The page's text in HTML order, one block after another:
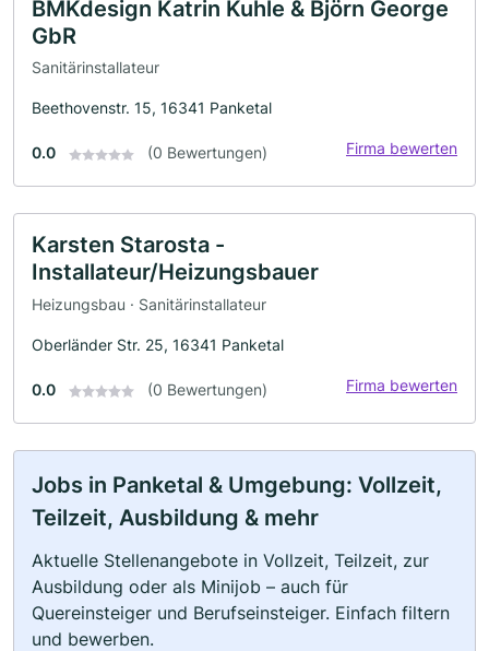
BMKdesign Katrin Kuhle & Björn George
GbR
Sanitärinstallateur
Beethovenstr. 15, 16341 Panketal
0.0 (0 Bewertungen) Firma bewerten
Karsten Starosta -
Installateur/Heizungsbauer
Heizungsbau · Sanitärinstallateur
Oberländer Str. 25, 16341 Panketal
0.0 (0 Bewertungen) Firma bewerten
Jobs in Panketal & Umgebung: Vollzeit,
Teilzeit, Ausbildung & mehr
Aktuelle Stellenangebote in Vollzeit, Teilzeit, zur
Ausbildung oder als Minijob – auch für
Quereinsteiger und Berufseinsteiger. Einfach filtern
und bewerben.